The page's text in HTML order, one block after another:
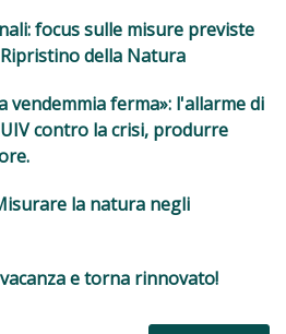
focus sulle misure previste
della Natura
vendemmia ferma»: l'allarme di
contro la crisi, produrre
la natura negli
e torna rinnovato!